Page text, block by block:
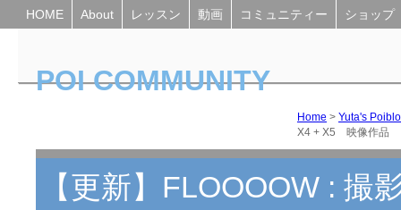
HOME About レッスン 動画 コミュニティー ショップ
POI COMMUNITY
Home > Yuta's
X4 + X5 映像作品
【更新】FLOOOOW :